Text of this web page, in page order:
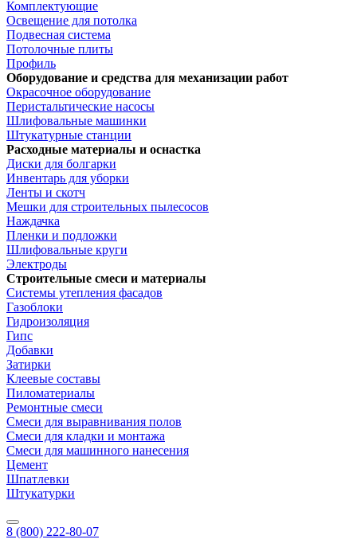
Комплектующие
Освещение для потолка
Подвесная система
Потолочные плиты
Профиль
Оборудование и средства для механизации работ
Окрасочное оборудование
Перистальтические насосы
Шлифовальные машинки
Штукатурные станции
Расходные материалы и оснастка
Диски для болгарки
Инвентарь для уборки
Ленты и скотч
Мешки для строительных пылесосов
Наждачка
Пленки и подложки
Шлифовальные круги
Электроды
Строительные смеси и материалы
Системы утепления фасадов
Газоблоки
Гидроизоляция
Гипс
Добавки
Затирки
Клеевые составы
Пиломатериалы
Ремонтные смеси
Смеси для выравнивания полов
Смеси для кладки и монтажа
Смеси для машинного нанесения
Цемент
Шпатлевки
Штукатурки
8 (800) 222-80-07